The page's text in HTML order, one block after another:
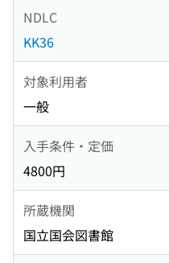
NDLC
KK36
対象利用者
一般
入手条件・定価
4800円
所蔵機関
国立国会図書館